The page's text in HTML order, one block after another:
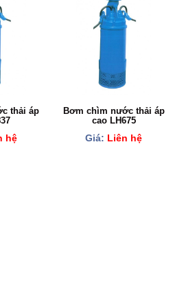
thải áp
hệ
Bơm chìm nước thải áp
cao LH675
Giá: Liên hệ